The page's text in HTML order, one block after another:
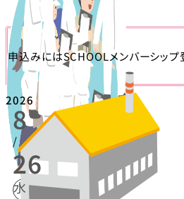
申込みにはSCHOOLメンバーシッ
2026
8
/
26
水